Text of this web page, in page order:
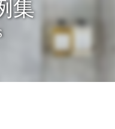
集